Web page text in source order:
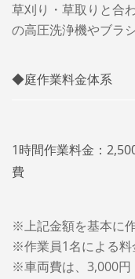
草刈り・草取りと合
の高圧洗浄機やブラ
◆庭作業料金体系
1時間作業料金：
費
※上記金額を基本に
※作業員1名による料
※車両費は、3,000円